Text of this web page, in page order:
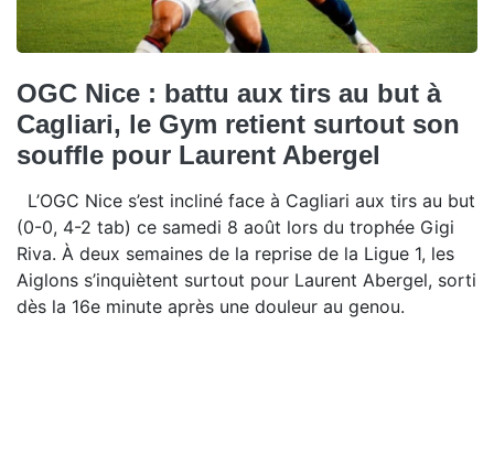
OGC Nice : battu aux tirs au but à
Cagliari, le Gym retient surtout son
souffle pour Laurent Abergel
L’OGC Nice s’est incliné face à Cagliari aux tirs au but
(0-0, 4-2 tab) ce samedi 8 août lors du trophée Gigi
Riva. À deux semaines de la reprise de la Ligue 1, les
Aiglons s’inquiètent surtout pour Laurent Abergel, sorti
dès la 16e minute après une douleur au genou.